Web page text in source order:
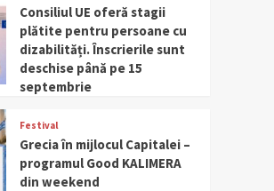
Consiliul UE oferă stagii
plătite pentru persoane cu
dizabilități. Înscrierile sunt
deschise până pe 15
septembrie
Festival
Grecia în mijlocul Capitalei –
programul Good KALIMERA
din weekend